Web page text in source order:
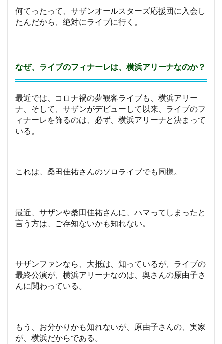
何てったって、サザンオールスターズ応援団に入会し
たんだから、絶対にライブに行く。
なぜ、ライブのフィナーレは、横浜アリーナなのか？
最近では、コロナ禍の夢観客ライブも、横浜アリー
ナ、そして、サザンがデビューして以来、ライブのフ
ィナーレを飾るのは、必ず、横浜アリーナと決まって
いる。
これは、桑田佳祐さんのソロライブでも同様。
最近、サザンや桑田佳祐さんに、ハマってしまったと
言う方は、ご存知ないかも知れない。
サザンファンなら、大抵は、知っているが、ライブの
最終公演が、横浜アリーナなのは、奥さんの原由子さ
んに関わっている。
もう、お分かりかも知れないが、原由子さんの、実家
が、横浜だからである。